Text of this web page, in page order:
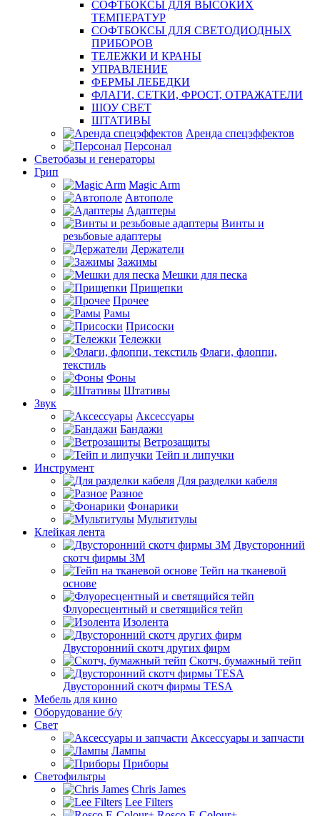
СОФТБОКСЫ ДЛЯ ВЫСОКИХ
ТЕМПЕРАТУР
СОФТБОКСЫ ДЛЯ СВЕТОДИОДНЫХ
ПРИБОРОВ
ТЕЛЕЖКИ И КРАНЫ
УПРАВЛЕНИЕ
ФЕРМЫ ЛЕБЕДКИ
ФЛАГИ, СЕТКИ, ФРОСТ, ОТРАЖАТЕЛИ
ШОУ СВЕТ
ШТАТИВЫ
Аренда спецэффектов
Персонал
Светобазы и генераторы
Грип
Magic Arm
Автополе
Адаптеры
Винты и
резьбовые адаптеры
Держатели
Зажимы
Мешки для песка
Прищепки
Прочее
Рамы
Присоски
Тележки
Флаги, флоппи,
текстиль
Фоны
Штативы
Звук
Аксессуары
Бандажи
Ветрозащиты
Тейп и липучки
Инструмент
Для разделки кабеля
Разное
Фонарики
Мультитулы
Клейкая лента
Двусторонний
скотч фирмы 3M
Тейп на тканевой
основе
Флуоресцентный и светящийся тейп
Изолента
Двусторонний скотч других фирм
Скотч, бумажный тейп
Двусторонний скотч фирмы TESA
Мебель для кино
Оборудование б/у
Свет
Аксессуары и запчасти
Лампы
Приборы
Светофильтры
Chris James
Lee Filters